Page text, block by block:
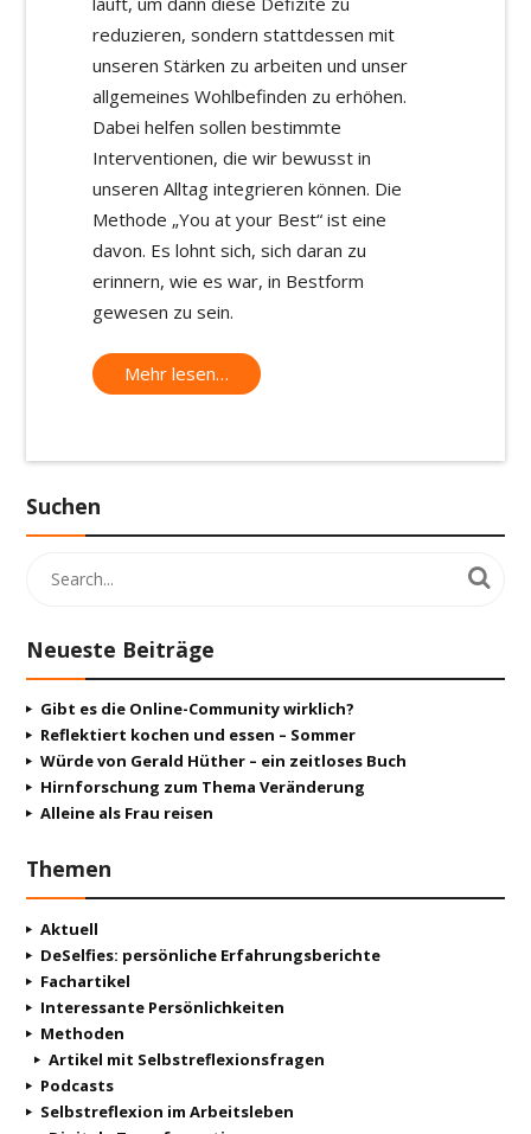
reduzieren, sondern stattdessen mit
unseren Stärken zu arbeiten und unser
allgemeines Wohlbefinden zu erhöhen.
Dabei helfen sollen bestimmte
Interventionen, die wir bewusst in
unseren Alltag integrieren können. Die
Methode „You at your Best“ ist eine
davon. Es lohnt sich, sich daran zu
erinnern, wie es war, in Bestform
gewesen zu sein.
Mehr lesen…
Suchen
Neueste Beiträge
Gibt es die Online-Community wirklich?
Reflektiert kochen und essen – Sommer
Würde von Gerald Hüther – ein zeitloses Buch
Hirnforschung zum Thema Veränderung
Alleine als Frau reisen
Themen
Aktuell
DeSelfies: persönliche Erfahrungsberichte
Fachartikel
Interessante Persönlichkeiten
Methoden
Artikel mit Selbstreflexionsfragen
Podcasts
Selbstreflexion im Arbeitsleben